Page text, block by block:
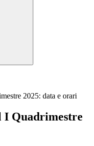
2025: data e orari
I Quadrimestre